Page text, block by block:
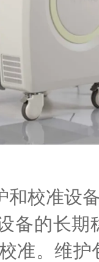
和校准设
的长期
准。维